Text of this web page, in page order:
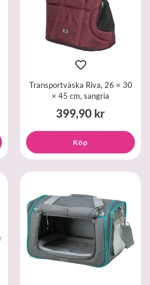
Transportväska Riva, 26 × 30
× 45 cm, sangria
399,90 kr
Köp